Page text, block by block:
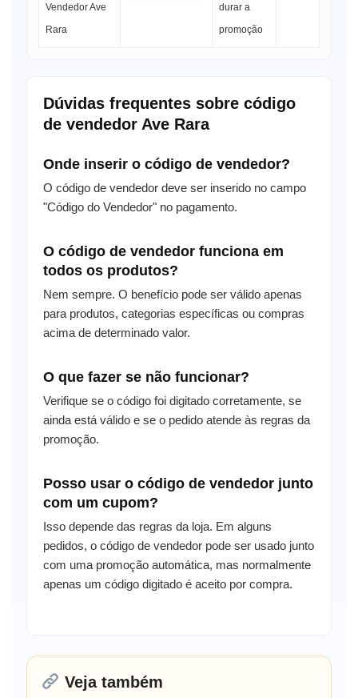
Vendedor Ave
Rara
durar a
promoção
Dúvidas frequentes sobre código
de vendedor Ave Rara
Onde inserir o código de vendedor?
O código de vendedor deve ser inserido no campo
"Código do Vendedor" no pagamento.
O código de vendedor funciona em
todos os produtos?
Nem sempre. O benefício pode ser válido apenas
para produtos, categorias específicas ou compras
acima de determinado valor.
O que fazer se não funcionar?
Verifique se o código foi digitado corretamente, se
ainda está válido e se o pedido atende às regras da
promoção.
Posso usar o código de vendedor junto
com um cupom?
Isso depende das regras da loja. Em alguns
pedidos, o código de vendedor pode ser usado junto
com uma promoção automática, mas normalmente
apenas um código digitado é aceito por compra.
Veja também